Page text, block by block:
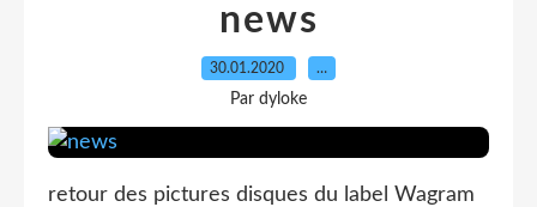
news
30.01.2020 …
Par dyloke
retour des pictures disques du label Wagram